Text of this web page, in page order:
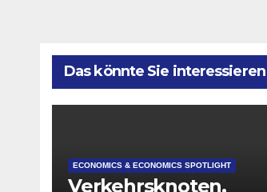
Das könnte Sie interessieren
ECONOMICS & ECONOMICS SPOTLIGHT
Verkehrsknoten,